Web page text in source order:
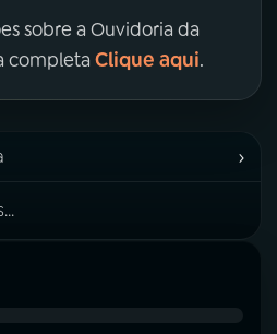
sobre a Ouvidoria da
completa Clique aqui.
›